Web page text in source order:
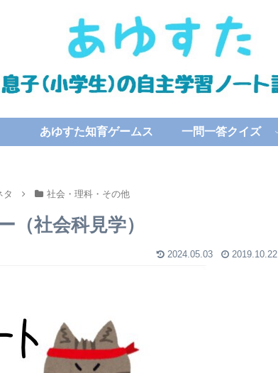
あゆすた知育ゲームス 一問一答クイズ
タ 社会・理科・その他
（社会科見学）
2024.05.03 2019.10.22